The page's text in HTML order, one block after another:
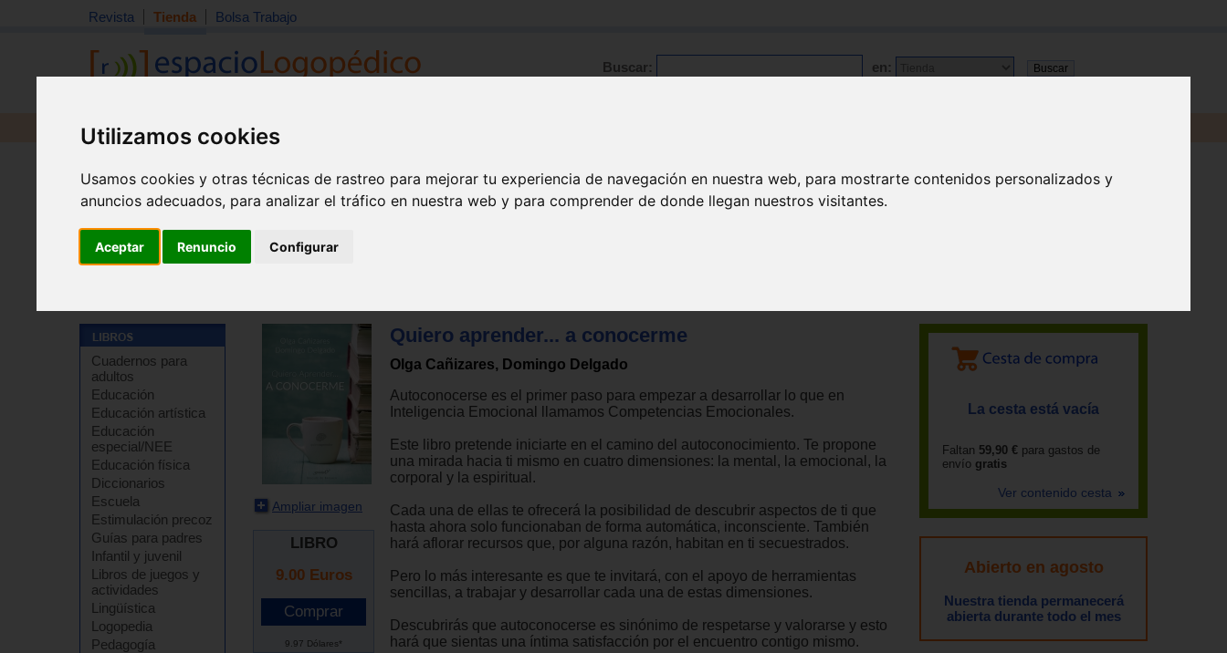
Utilizamos cookies
Usamos cookies y otras técnicas de rastreo para mejorar tu experiencia de navegación en nuestra web, para mostrarte contenidos personalizados y
anuncios adecuados, para analizar el tráfico en nuestra web y para comprender de donde llegan nuestros visitantes.
Aceptar Renuncio Configurar
Revista Tienda Bolsa Trabajo
Buscar: en:
Revista Libros Material
Cuadernos para
adultos
Educación
Educación artística
Educación
especial/NEE
Educación física
Diccionarios
Escuela
Estimulación precoz
Guías para padres
Infantil y juvenil
Libros de juegos y
actividades
Lingüística
Logopedia
Pedagogía
Ampliar imagen
LIBRO
9.00 Euros
9.97 Dólares*
Quiero aprender... a conocerme
Olga Cañizares, Domingo Delgado
Autoconocerse es el primer paso para empezar a desarrollar lo que en
Inteligencia Emocional llamamos Competencias Emocionales.
Este libro pretende iniciarte en el camino del autoconocimiento. Te propone
una mirada hacia ti mismo en cuatro dimensiones: la mental, la emocional, la
corporal y la espiritual.
Cada una de ellas te ofrecerá la posibilidad de descubrir aspectos de ti que
hasta ahora solo funcionaban de forma automática, inconsciente. También
hará aflorar recursos que, por alguna razón, habitan en ti secuestrados.
Pero lo más interesante es que te invitará, con el apoyo de herramientas
sencillas, a trabajar y desarrollar cada una de estas dimensiones.
Descubrirás que autoconocerse es sinónimo de respetarse y valorarse y esto
hará que sientas una íntima satisfacción por el encuentro contigo mismo.
La cesta está vacía
Faltan 59,90 € para gastos de
envío gratis
Ver contenido cesta
Abierto en agosto
Nuestra tienda permanecerá
abierta durante todo el mes